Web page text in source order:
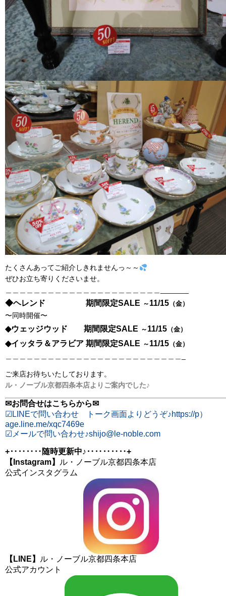
たくさんあってご紹介しきれませんっ～～
ぜひお立ち寄りくださいませ。
◆ヘレンド 期間限定SALE ～ 11/15 （金）
〜同時開催〜
◆ウェッジウッド 期間限定SALE ～ 11/15 （金）
◆イッタラ＆アラビア 期間限定SALE ～ 11/15 （金）
ご来店お待ちいたしております。
ル・ノーブル京都四条本店よりご案内でした♪
✉お問合せはこちらから✉
☑︎LINEで問い合わせ トーク画面よりどうぞ♪https://p）
age.line.me/xqc7469e
☑︎メールで問い合わせ♪shijo@le-noble.com
+‥‥‥‥随時更新中♪‥‥‥‥‥+
【Instagram】
ル・ノーブル京都四条本店
公式インスタグラム
【LINE】
ル・ノーブル京都四条本店
公式アカウント